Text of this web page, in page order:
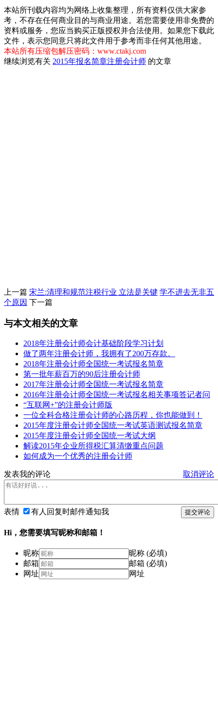
本站所刊载内容均为网络上收集整理，所有资料仅供大家参
考，不存在任何商业目的与商业用途。若您需要使用非免费的
资料或服务，您应当购买正版授权并合法使用。如果您下载此
文件，表示您同意只将此文件用于参考而非任何其他用途。
本站所有压缩包解压密码：www.ctakj.com
继续浏览有关 2015年报名简章注册会计师 的文章
上一篇 宋兰:清理和规范注税行业 立法是关键 学不进去无非五
个原因 下一篇
与本文相关的文章
2018年注册会计师会计基础阶段学习计划
做了两年注册会计师，我拥有了200万存款。
2018年注册会计师全国统一考试报名简章
第一批年薪百万的90后注册会计师
2017年注册会计师全国统一考试报名简章
2016年注册会计师全国统一考试报名相关事项答记者问
“互联网+”的注册会计师版
一位全科合格注册会计师的心路历程，你也能做到！
2015年度注册会计师全国统一考试英语测试报名简章
2015年度注册会计师全国统一考试大纲
解读2015年企业所得税汇算清缴重点问题
如何成为一个优秀的注册会计师
发表我的评论 取消评论
提交评论
表情 有人回复时邮件通知我
Hi，您需要填写昵称和邮箱！
昵称
昵称 (必填)
邮箱
邮箱 (必填)
网址
网址